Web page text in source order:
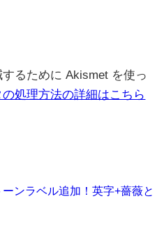
るために Akismet を使っ
処理方法の詳細はこちら
ンラベル追加！英字+薔薇と